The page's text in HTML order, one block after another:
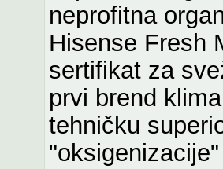
neprofitna
Hisense Fresh
sertifikat za
prvi brend
tehničku